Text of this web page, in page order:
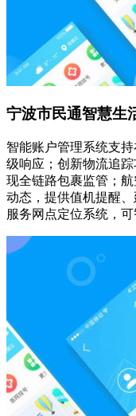
宁波市民通智慧生
智能账户管理系统支
级响应；创新物流追
现全链路包裹监管；
动态，提供值机提醒
服务网点定位系统，